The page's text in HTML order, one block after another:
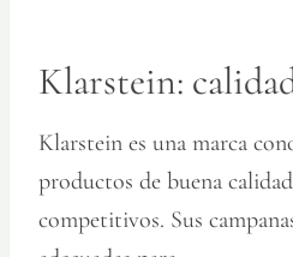
Klarstein:
Klarstein es una marca
productos de buena
competitivos. Sus